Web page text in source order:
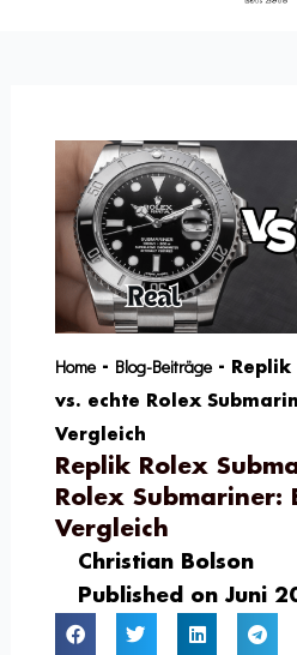
Home - Blog-Beiträge -
vs. echte Rolex
Vergleich
Replik Rolex
Rolex Submariner:
Vergleich
Christian Bolson
Published on Juni